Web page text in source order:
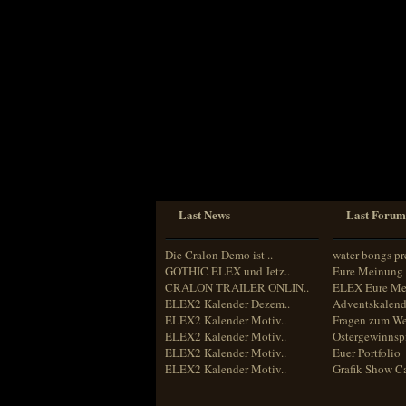
Last News
Die Cralon Demo ist ..
GOTHIC ELEX und Jetz..
CRALON TRAILER ONLIN..
ELEX2 Kalender Dezem..
ELEX2 Kalender Motiv..
ELEX2 Kalender Motiv..
ELEX2 Kalender Motiv..
ELEX2 Kalender Motiv..
Last Forum
water bongs
Eure Meinung
ELEX Eure
Fragen zum
Euer Portfolio
Grafik Show